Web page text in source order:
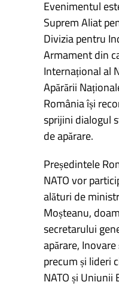
Evenimentul
Suprem Aliat
Divizia pentru
Armament din
Internațional al
Apărării
România își
sprijini dialogul
de apărare.
Președintele
NATO vor
alături de
Moșteanu,
secretarului
apărare,
precum și lideri
NATO și Uniunii